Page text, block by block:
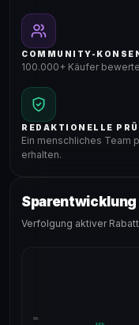
COMMUNITY-
100.000+ Käufer
REDAKTIONELLE
Ein menschliches Team
erhalten.
Sparentwicklung
Verfolgung aktiver
24%
20%